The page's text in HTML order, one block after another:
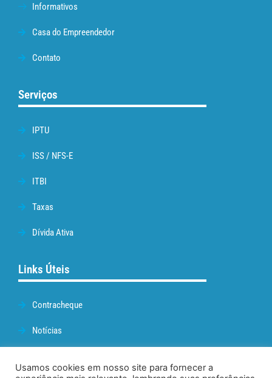
Informativos
Casa do Empreendedor
Contato
Serviços
IPTU
ISS / NFS-E
ITBI
Taxas
Dívida Ativa
Links Úteis
Contracheque
Notícias
Usamos cookies em nosso site para fornecer a